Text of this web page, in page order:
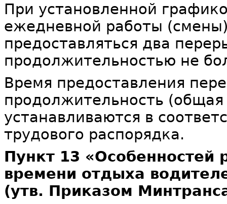
При установленной
ежедневной работы
предоставляться два
продолжительностью не
Время предоставления
продолжительность
устанавливаются в
трудового распорядка.
Пункт 13
времени отдыха
(утв. Приказом